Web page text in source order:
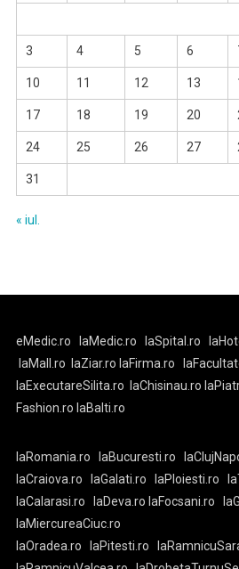
3 4 5 6
10 11 12 13
17 18 19 20
24 25 26 27
31
« iul.
eMedic.ro laMedic.ro laSpital.ro
laMall.ro
laZiar.ro laFirma.ro
laExecutareSilita.ro
laChisinau.ro
Fashion.ro laBalti.ro
laRomania.ro laBucuresti.ro
laCraiova.ro
laGalati.ro laPloiesti.ro
laCalarasi.ro
laDeva.ro laFocsani.ro
laMiercureaCiuc.ro
laOradea.ro
laPitesti.ro